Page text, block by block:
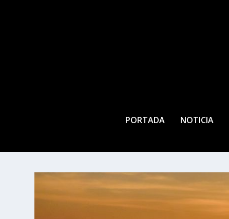
PORTADA NOTICIA